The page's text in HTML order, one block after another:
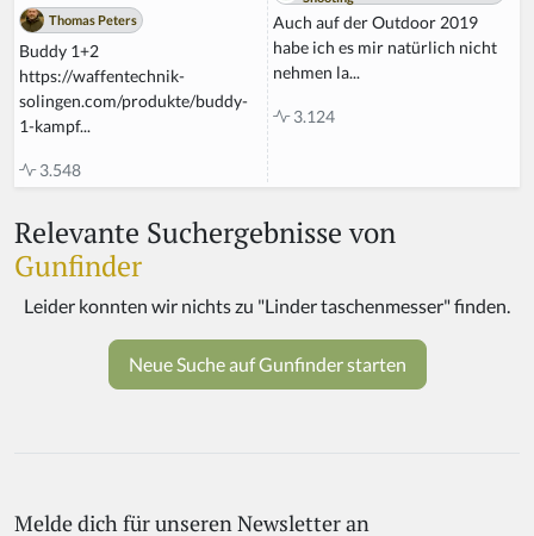
Thomas Peters
Buddy 1+2
https://waffentechnik-
solingen.com/produkte/buddy-
1-kampf...
3.548
Auch auf der Outdoor 2019
habe ich es mir natürlich nicht
nehmen la...
3.124
Relevante Suchergebnisse von
Gunfinder
Melde dich für unseren Newsletter an